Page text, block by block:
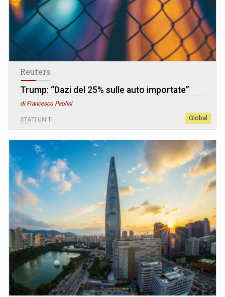
Reuters
Trump: “Dazi del 25% sulle auto importate”
di Francesco Paolini
STATI UNITI Global